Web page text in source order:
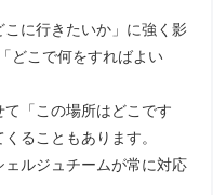
に行きたいか」に強く影
どこで何をすればよい
「この場所はどこです
ることもあります。
ルジュチームが常に対応